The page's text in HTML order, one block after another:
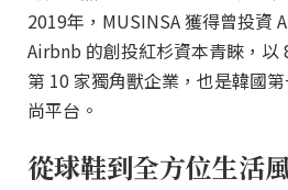
2019年，MUSINSA 獲得曾投資
Airbnb 的創投紅杉資本青睞，以
第 10 家獨角獸企業，也是韓國
尚平台。
從球鞋到全方位生活